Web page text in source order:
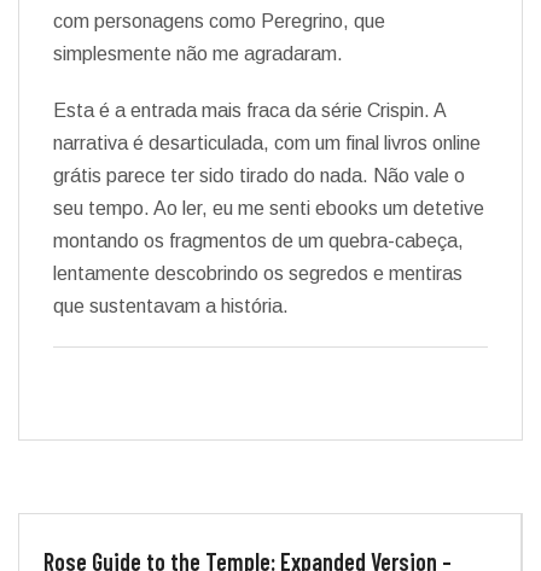
com personagens como Peregrino, que
simplesmente não me agradaram.
Esta é a entrada mais fraca da série Crispin. A
narrativa é desarticulada, com um final livros online
grátis parece ter sido tirado do nada. Não vale o
seu tempo. Ao ler, eu me senti ebooks um detetive
montando os fragmentos de um quebra-cabeça,
lentamente descobrindo os segredos e mentiras
que sustentavam a história.
Rose Guide to the Temple: Expanded Version –